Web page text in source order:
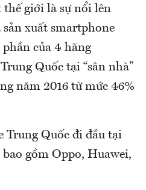
giới là sự nổi lên
sản xuất smartphone
của 4 hãng
Quốc tại “sân nhà”
năm 2016 từ mức 46%
Trung Quốc đi đầu tại
gồm Oppo, Huawei,